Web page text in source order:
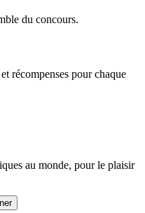
du concours.
récompenses pour chaque
au monde, pour le plaisir